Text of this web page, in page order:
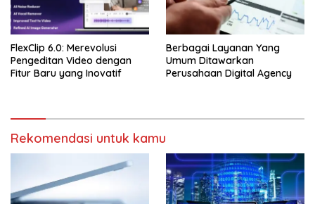
FlexClip 6.0: Merevolusi
Pengeditan Video dengan
Fitur Baru yang Inovatif
Berbagai Layanan Yang
Umum Ditawarkan
Perusahaan Digital Agency
Rekomendasi untuk kamu